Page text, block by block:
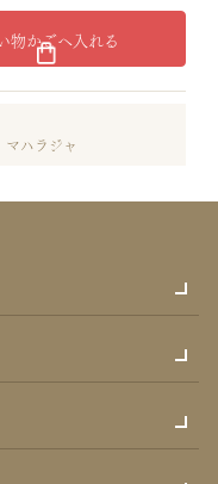
物かごへ入れる
マハラジャ